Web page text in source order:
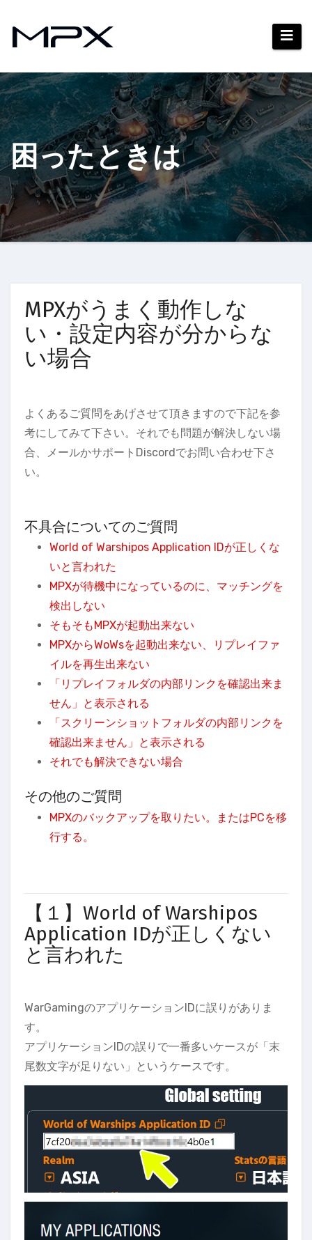
ツ
へ
ス
キ
ッ
プ
困ったときは
MPXがうまく動作しな
い・設定内容が分からな
い場合
よくあるご質問をあげさせて頂きますので下記を参
考にしてみて下さい。それでも問題が解決しない場
合、メールかサポートDiscordでお問い合わせ下さ
い。
不具合についてのご質問
World of Warshipos Application IDが正しくな
いと言われた
MPXが待機中になっているのに、マッチングを
検出しない
そもそもMPXが起動出来ない
MPXからWoWsを起動出来ない、リプレイファ
イルを再生出来ない
「リプレイフォルダの内部リンクを確認出来ま
せん」と表示される
「スクリーンショットフォルダの内部リンクを
確認出来ません」と表示される
それでも解決できない場合
その他のご質問
MPXのバックアップを取りたい。またはPCを移
行する。
【１】World of Warshipos
Application IDが正しくない
と言われた
WarGamingのアプリケーションIDに誤りがありま
す。
アプリケーションIDの誤りで一番多いケースが「末
尾数文字が足りない」というケースです。